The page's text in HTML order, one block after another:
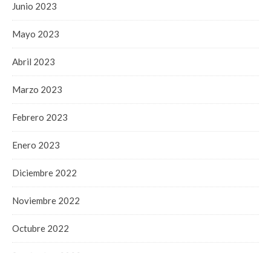
Junio 2023
Mayo 2023
Abril 2023
Marzo 2023
Febrero 2023
Enero 2023
Diciembre 2022
Noviembre 2022
Octubre 2022